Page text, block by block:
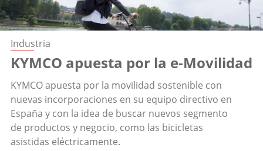
Industria
KYMCO apuesta por la e-Movilidad
KYMCO apuesta por la movilidad sostenible con
nuevas incorporaciones en su equipo directivo en
España y con la idea de buscar nuevos segmento
de productos y negocio, como las bicicletas
asistidas eléctricamente.